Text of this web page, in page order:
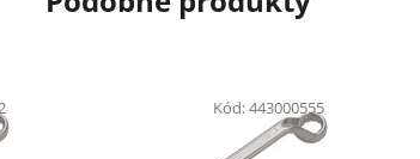
Kód:443000555